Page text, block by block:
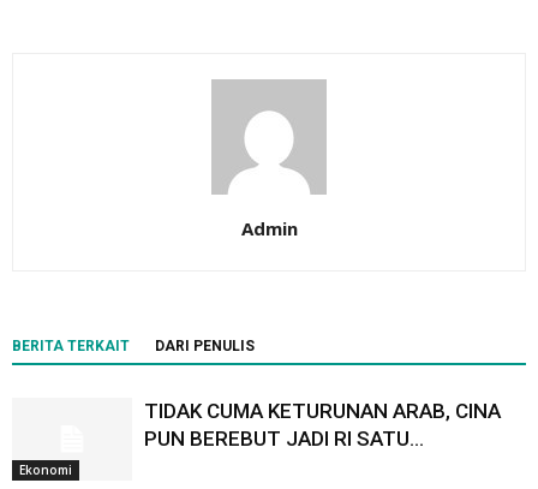
Admin
BERITA TERKAIT DARI PENULIS
Ekonomi
TIDAK CUMA KETURUNAN ARAB, CINA
PUN BEREBUT JADI RI SATU…